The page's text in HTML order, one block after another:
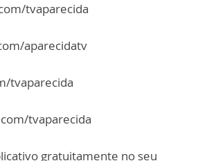
tvaparecida
aparecidatv
tvaparecida
tvaparecida
gratuitamente no seu